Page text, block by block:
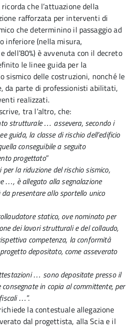
che l’attuazione della
rafforzata per interventi di
che determinino il passaggio ad
inferiore (nella misura,
dell’80%) è avvenuta con il decreto
le linee guida per la
sismico delle costruzioni, nonché le
da parte di professionisti abilitati,
realizzati.
tra l’altro, che:
strutturale … assevera, secondo i
guida, la classe di rischio dell’edificio
conseguibile a seguito
progettato”
la riduzione del rischio sismico,
…, è allegato alla segnalazione
presentare allo sportello unico
statico, ove nominato per
dei lavori strutturali e del collaudo,
competenza, la conformità
depositato, come asseverato
… sono depositate presso il
in copia al committente, per
…”.
la contestuale allegazione
dal progettista, alla Scia e il